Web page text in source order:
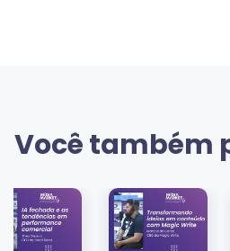
Você também